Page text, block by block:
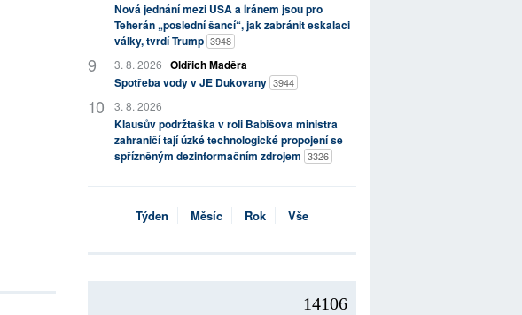
Nová jednání mezi USA a Íránem jsou pro
Teherán „poslední šancí“, jak zabránit eskalaci
války, tvrdí Trump 3948
3. 8. 2026 Oldřich Maděra
Spotřeba vody v JE Dukovany 3944
3. 8. 2026
Klausův podržtaška v roli Babišova ministra
zahraničí tají úzké technologické propojení se
spřízněným dezinformačním zdrojem 3326
Týden Měsíc Rok Vše
14106